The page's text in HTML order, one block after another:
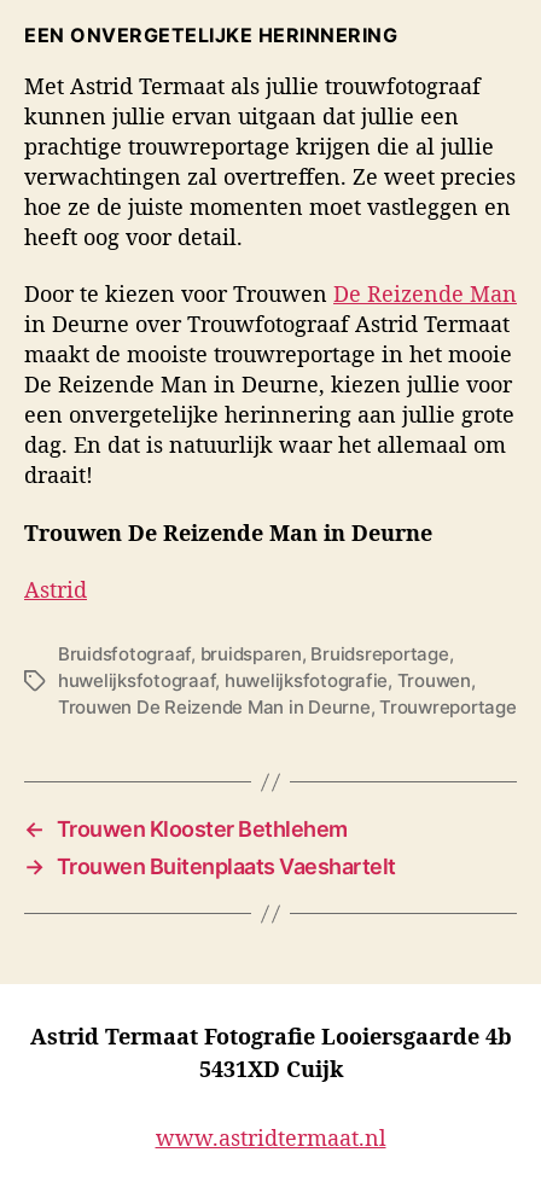
EEN ONVERGETELIJKE HERINNERING
Met Astrid Termaat als jullie trouwfotograaf
kunnen jullie ervan uitgaan dat jullie een
prachtige trouwreportage krijgen die al jullie
verwachtingen zal overtreffen. Ze weet precies
hoe ze de juiste momenten moet vastleggen en
heeft oog voor detail.
Door te kiezen voor Trouwen De Reizende Man
in Deurne over Trouwfotograaf Astrid Termaat
maakt de mooiste trouwreportage in het mooie
De Reizende Man in Deurne, kiezen jullie voor
een onvergetelijke herinnering aan jullie grote
dag. En dat is natuurlijk waar het allemaal om
draait!
Trouwen De Reizende Man in Deurne
Astrid
T
Bruidsfotograaf, bruidsparen, Bruidsreportage,
huwelijksfotograaf, huwelijksfotografie, Trouwen,
Trouwen De Reizende Man in Deurne,Trouwreportage
← Trouwen Klooster Bethlehem
→ Trouwen Buitenplaats Vaeshartelt
Astrid Termaat Fotografie Looiersgaarde 4b
5431XD Cuijk
www.astridtermaat.nl